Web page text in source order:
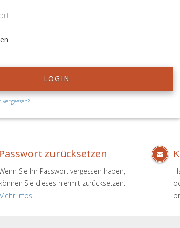
LOGIN
vergessen?
Passwort zurücksetzen
Sie Ihr Passwort vergessen haben,
können Sie dieses hiermit zurücksetzen.
Mehr Infos...